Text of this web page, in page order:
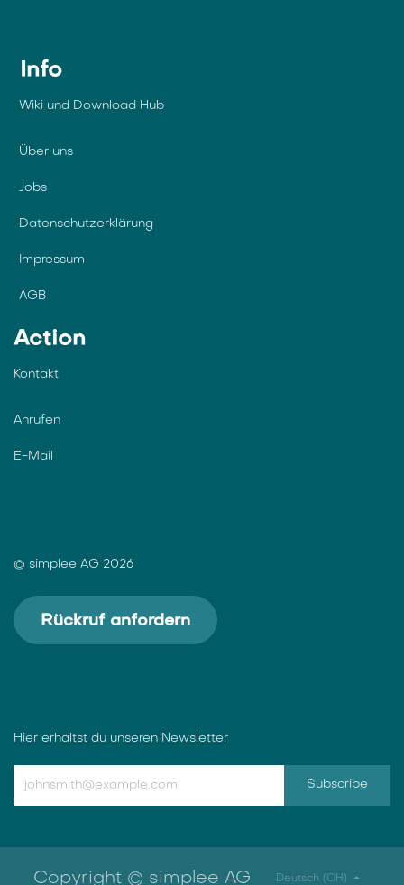
Info
Wiki und Download Hub
Über uns
Jobs
Datenschutzerklärung
Impressum
AGB
Action
Kontakt
Anrufen
E-Mail
© simplee AG 2026
Rückruf anfordern
Hier erhältst du unseren Newsletter
Subscribe
Copyright © simplee AG Deutsch (CH)